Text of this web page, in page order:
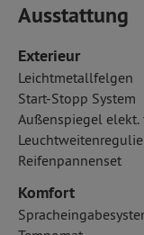
Ausstattung
Exterieur
Leichtmetallfelgen
Start-Stopp System
Außenspiegel
Reifenpannenset
Komfort